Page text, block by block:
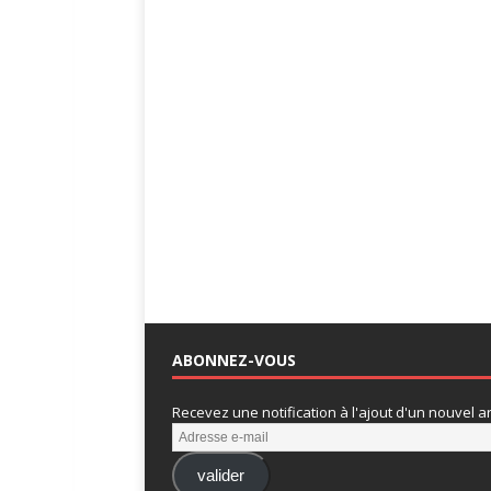
ABONNEZ-VOUS
Recevez une notification à l'ajout d'un nouvel
valider